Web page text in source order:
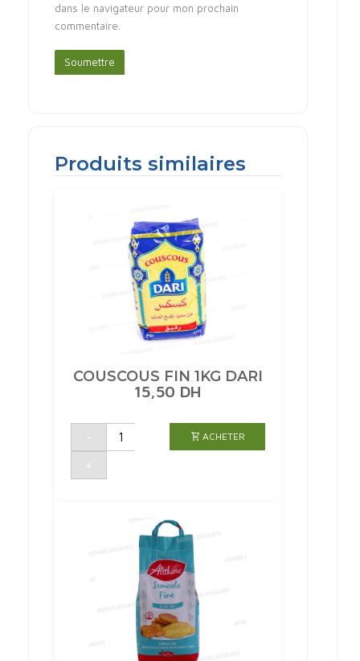
dans le navigateur pour mon prochain
commentaire.
Produits similaires
COUSCOUS FIN 1KG DARI
15,50 DH
-
quantité
COUSCOUS
DARI
+
ACHETER